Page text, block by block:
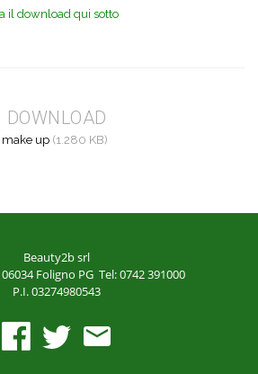
il download qui sotto
DOWNLOAD
make up (1.280 KB)
Beauty2b srl
06034 Foligno PG Tel: 0742 391000
P.I. 03274980543